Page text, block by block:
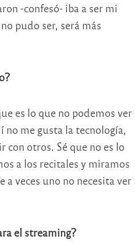
-confesó- iba a ser mi
pudo ser, será más
es lo que no podemos ver
no me gusta la tecnología,
otros. Sé que no es lo
a los recitales y miramos
veces uno no necesita ver
el streaming?